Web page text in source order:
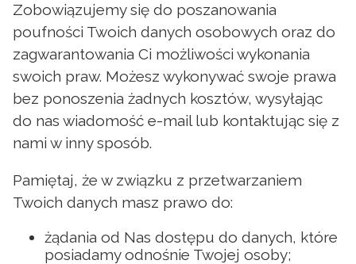
Zobowiązujemy się do poszanowania
poufności Twoich danych osobowych oraz do
zagwarantowania Ci możliwości wykonania
swoich praw. Możesz wykonywać swoje prawa
bez ponoszenia żadnych kosztów, wysyłając
do nas wiadomość e-mail lub kontaktując się z
nami w inny sposób.
Pamiętaj, że w związku z przetwarzaniem
Twoich danych masz prawo do:
żądania od Nas dostępu do danych, które
posiadamy odnośnie Twojej osoby;